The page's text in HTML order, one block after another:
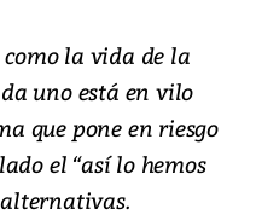
la vida de la
uno está en vilo
que pone en riesgo
el “así lo hemos
alternativas.